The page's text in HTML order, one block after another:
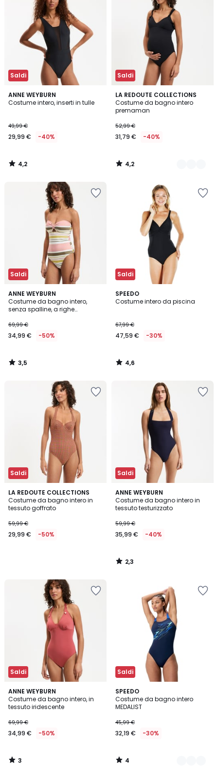
Saldi
ANNE WEYBURN
Costume intero, inserti in tulle
49,99 €
29,99 € -40%
4,2
/ 5
4,2
/
Saldi
LA REDOUTE COLLECTIONS
Costume da bagno intero
premaman
52,99 €
31,79 € -40%
4,2
/ 5
2
Colori
4,2
/
Saldi
ANNE WEYBURN
Costume da bagno intero,
senza spalline, a righe
69,99 €
34,99 € -50%
3,5
/ 5
3,5
/
Saldi
SPEEDO
Costume intero da piscina
67,99 €
47,59 € -30%
4,6
/ 5
4,6
/
Saldi
LA REDOUTE COLLECTIONS
Costume da bagno intero in
tessuto goffrato
59,99 €
29,99 € -50%
Saldi
ANNE WEYBURN
Costume da bagno intero in
tessuto testurizzato
59,99 €
35,99 € -40%
2,3
/ 5
2,3
/
Saldi
ANNE WEYBURN
Costume da bagno intero, in
tessuto iridescente
69,99 €
34,99 € -50%
3
/
5
3
/
Saldi
SPEEDO
Costume da bagno intero
MEDALIST
45,99 €
32,19 € -30%
4
/
5
2
Colori
4
/